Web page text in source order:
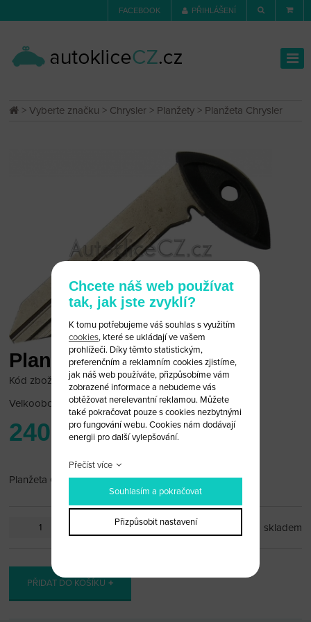
FACEBOOK PŘIHLÁŠENÍ
>Vyberte značku > Chrysler > Planžety > Planžeta Chrysler
Planžeta Chrysler
Kód zboží: Chrysler 12/25
Velkoobchodní cena: po přihlášení
240 Kč
Planžeta Chrysler
skladem
PŘIDAT DO KOŠÍKU
Chcete náš web používat
tak, jak jste zvyklí?
K tomu potřebujeme váš souhlas s využitím
cookies, které se ukládají ve vašem
prohlížeči. Díky těmto statistickým,
preferenčním a reklamním cookies zjistíme,
jak náš web používáte, přizpůsobíme vám
zobrazené informace a nebudeme vás
obtěžovat nerelevantní reklamou. Můžete
také pokračovat pouze s cookies nezbytnými
pro fungování webu. Cookies nám dodávají
energii pro další vylepšování.
Přečíst více
Souhlasím a pokračovat
Přizpůsobit nastavení